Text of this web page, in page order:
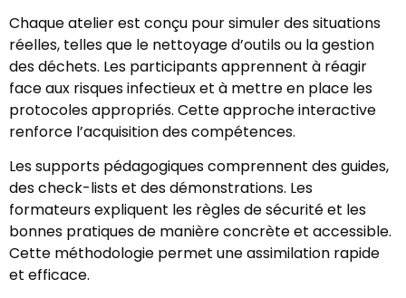
Chaque atelier est conçu pour simuler des situations
réelles, telles que le nettoyage d’outils ou la gestion
des déchets. Les participants apprennent à réagir
face aux risques infectieux et à mettre en place les
protocoles appropriés. Cette approche interactive
renforce l’acquisition des compétences.
Les supports pédagogiques comprennent des guides,
des check-lists et des démonstrations. Les
formateurs expliquent les règles de sécurité et les
bonnes pratiques de manière concrète et accessible.
Cette méthodologie permet une assimilation rapide
et efficace.